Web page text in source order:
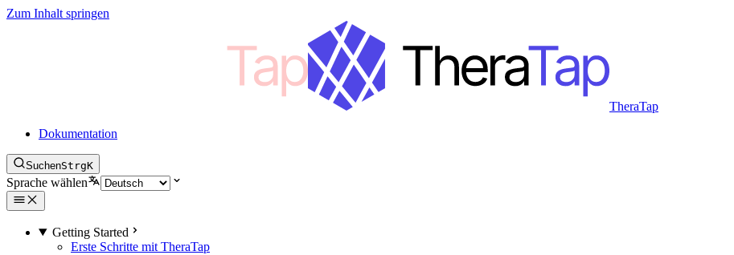
Zum Inhalt springen
TheraTap
Dokumentation
SuchenStrgK
Sprache wählen
Getting Started
Erste Schritte mit TheraTap